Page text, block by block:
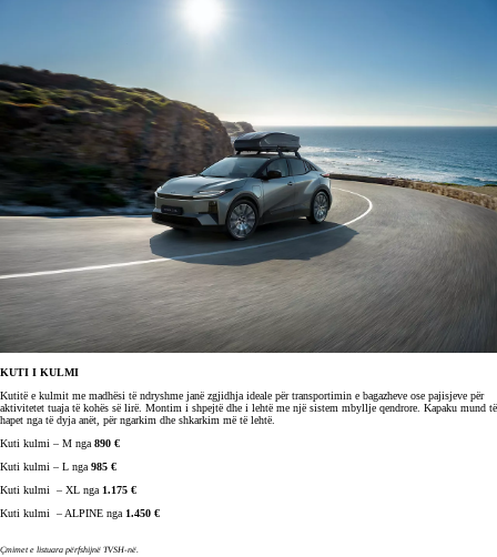
KUTI I KULMI
Kutitë e kulmit me madhësi të ndryshme janë zgjidhja ideale për transportimin e bagazheve ose pajisjeve për
aktivitetet tuaja të kohës së lirë. Montim i shpejtë dhe i lehtë me një sistem mbyllje qendrore. Kapaku mund të
hapet nga të dyja anët, për ngarkim dhe shkarkim më të lehtë.
Kuti kulmi – M nga 890 €
Kuti kulmi – L nga 985 €
Kuti kulmi – XL nga 1.175 €
Kuti kulmi – ALPINE nga 1.450 €
Çmimet e listuara përfshijnë TVSH-në.